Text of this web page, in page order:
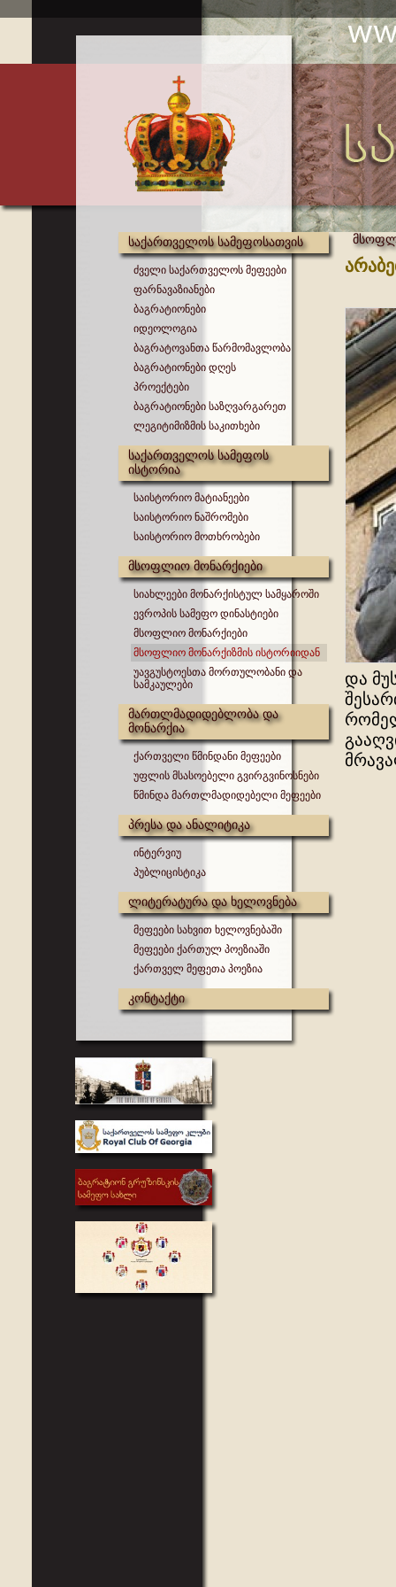
საქართველოს სამეფოსათვის
ძველი საქართველოს მეფეები
ფარნავაზიანები
ბაგრატიონები
იდეოლოგია
ბაგრატოვანთა წარმომავლობა
ბაგრატიონები დღეს
პროექტები
ბაგრატიონები საზღვარგარეთ
ლეგიტიმიზმის საკითხები
საქართველოს სამეფოს
ისტორია
საისტორიო მატიანეები
საისტორიო ნაშრომები
საისტორიო მოთხრობები
მსოფლიო მონარქიები
სიახლეები მონარქისტულ სამყაროში
ევროპის სამეფო დინასტიები
მსოფლიო მონარქიები
მსოფლიო მონარქიზმის ისტორიიდან
უავგუსტოესთა მორთულობანი და
სამკაულები
მართლმადიდებლობა და
მონარქია
ქართველი წმინდანი მეფეები
უფლის მსასოებელი გვირგვინოსნები
წმინდა მართლმადიდებელი მეფეები
პრესა და ანალიტიკა
ინტერვიუ
პუბლიცისტიკა
ლიტერატურა და ხელოვნება
მეფეები სახვით ხელოვნებაში
მეფეები ქართულ პოეზიაში
ქართველ მეფეთა პოეზია
კონტაქტი
და